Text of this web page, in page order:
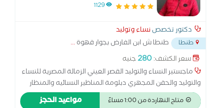
1129
دكتور تخصصنساء وتوليد
طنطا طنطا ش ابن الفارض بجوار قهوة...
سعر الكشف:280جنيه
ماجستير النساء والتوليد القصر العيني الزمالة المصرية للنساء
والتوليد والحقن المجهري دبلومة المناظير النسائيه والمنظار
الرحمي جامعة عين شمس
متاح النهاردة من 1:00 مساءً مواعيد الحجز